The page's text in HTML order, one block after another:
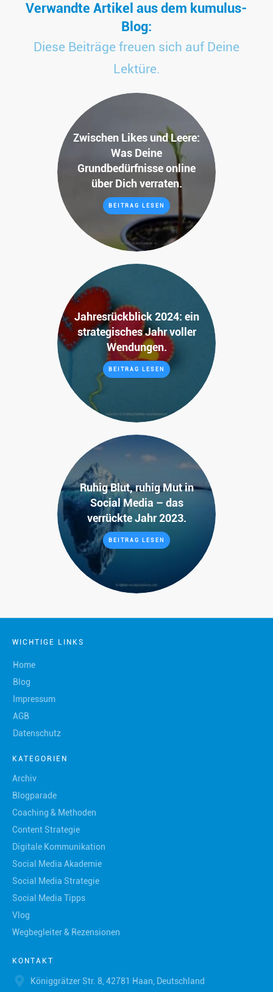
Verwandte Artikel aus dem kumulus-
Blog:
Diese Beiträge freuen sich auf Deine
Lektüre.
Zwischen Likes und Leere:
Was Deine
Grundbedürfnisse online
über Dich verraten.
BEITRAG LESEN
Jahresrückblick 2024: ein
strategisches Jahr voller
Wendungen.
BEITRAG LESEN
Ruhig Blut, ruhig Mut in
Social Media – das
verrückte Jahr 2023.
BEITRAG LESEN
WICHTIGE LINKS
Home
Blog
Impressum
AGB
Datenschutz
KATEGORIEN
Archiv
Blogparade
Coaching & Methoden
Content Strategie
Digitale Kommunikation
Social Media Akademie
Social Media Strategie
Social Media Tipps
Vlog
Wegbegleiter & Rezensionen
KONTAKT
Königgrätzer Str. 8, 42781 Haan, Deutschland